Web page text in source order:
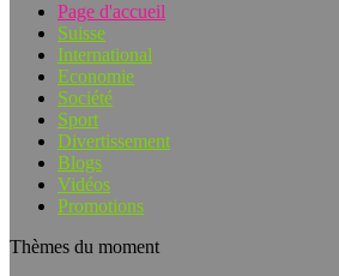
Page d'accueil
Suisse
International
Economie
Société
Sport
Divertissement
Blogs
Vidéos
Promotions
Thèmes du moment